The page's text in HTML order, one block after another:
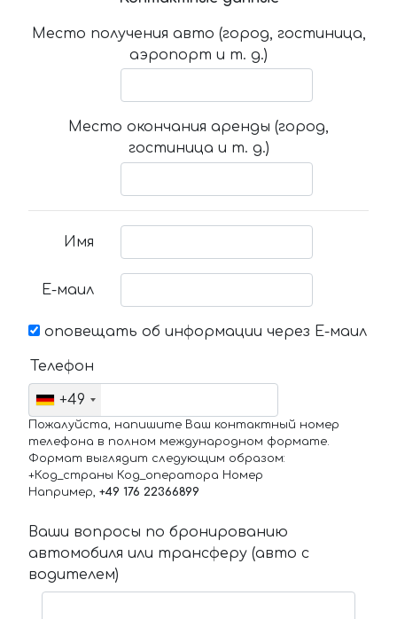
Место получения авто (город, гостиница,
аэропорт и т. д.)
Место окончания аренды (город,
гостиница и т. д.)
Имя
Е-маил
оповещать об информации через Е-маил
Телефон
+49
Пожалуйста, напишите Ваш контактный номер
телефона в полном международном формате.
Формат выглядит следующим образом:
+Код_страны Код_оператора Номер
Например, +49 176 22366899
Ваши вопросы по бронированию
автомобиля или трансферу (авто с
водителем)